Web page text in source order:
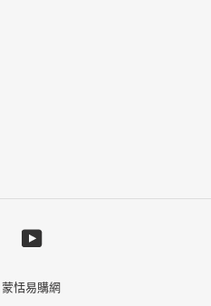
FacebookYouTube
蒙恬易購網